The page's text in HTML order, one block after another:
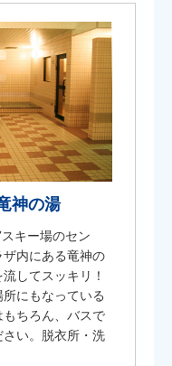
神の湯
キー場のセン
内にある竜神の
してスッキリ！
にもなっている
ちろん、バスで
い。脱衣所・洗